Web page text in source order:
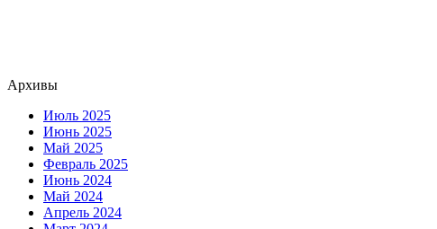
Архивы
Июль 2025
Июнь 2025
Май 2025
Февраль 2025
Июнь 2024
Май 2024
Апрель 2024